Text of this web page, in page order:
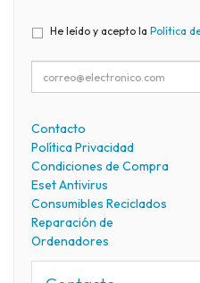
He leído y acepto la Política
Contacto
Política Privacidad
Condiciones de Compra
Eset Antivirus
Consumibles Reciclados
Reparación de
Ordenadores